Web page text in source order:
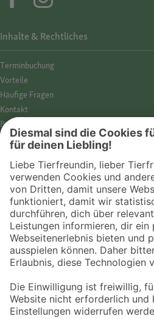
© 2026 Fressnapf Tiernahrungs GmbH
Inhalte & Rechtliches
Termin­buchung
Vorteile
Häufige Fragen
Kontakt
Barrierefreiheit
Impressum
Datenschutz­hinweise
Cookies
AGB
Entdecke Fressnapf
Tierversicherung
GPS-Tracker
Fressnapf Salon
Online-Shop